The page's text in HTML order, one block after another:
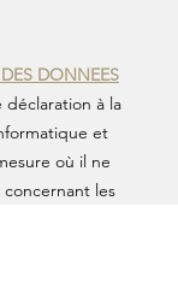
DONNEES
à la
et
où il ne
les